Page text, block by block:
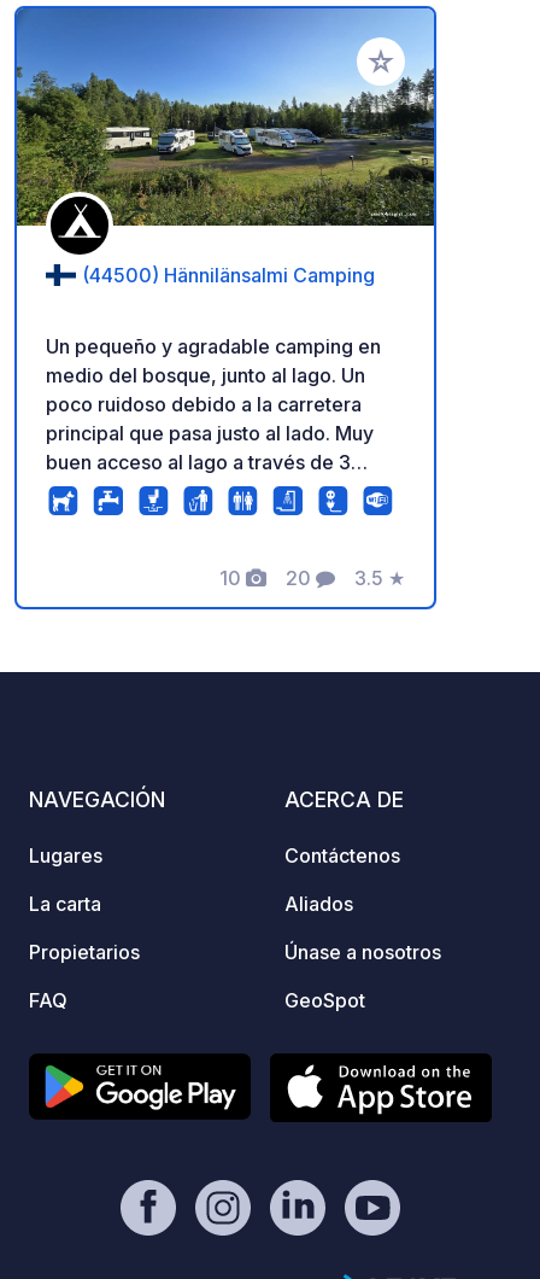
Añadir a tus
(44500) Hännilänsalmi Camping
Un pequeño y agradable camping en
medio del bosque, junto al lago. Un
poco ruidoso debido a la carretera
principal que pasa justo al lado. Muy
buen acceso al lago a través de 3
muelles y sauna. La sauna es gratuita
todos los días de 17:00 a 19:00.
10
Fotos
20
Comentarios
3.5
Calificación
★
NAVEGACIÓN
Lugares
La carta
Propietarios
FAQ
ACERCA DE
Contáctenos
Aliados
Únase a nosotros
GeoSpot